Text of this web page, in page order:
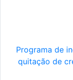
Programa de
quitação de